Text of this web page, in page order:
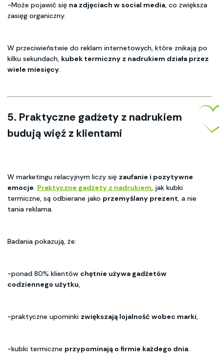
-Może pojawić się na zdjęciach w social media, co zwiększa
zasięg organiczny.
W przeciwieństwie do reklam internetowych, które znikają po
kilku sekundach, kubek termiczny z nadrukiem działa przez
wiele miesięcy.
5. Praktyczne gadżety z nadrukiem
budują więź z klientami
W marketingu relacyjnym liczy się zaufanie i pozytywne
emocje. Praktyczne gadżety z nadrukiem, jak kubki
termiczne, są odbierane jako przemyślany prezent, a nie
tania reklama.
Badania pokazują, że:
-ponad 80% klientów chętnie używa gadżetów
codziennego użytku,
-praktyczne upominki zwiększają lojalność wobec marki,
-kubki termiczne przypominają o firmie każdego dnia.